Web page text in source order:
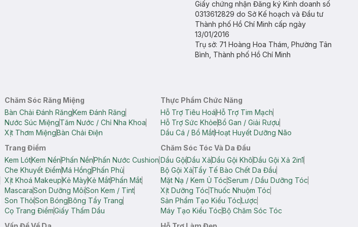
Giấy chứng nhận Đăng ký Kinh doanh số
0313612829 do Sở Kế hoạch và Đầu tư
Thành phố Hồ Chí Minh cấp ngày
13/01/2016
Trụ sở: 71 Hoàng Hoa Thám, Phường Tân
Bình, Thành phố Hồ Chí Minh
Chăm Sóc Răng Miệng
Bàn Chải Đánh RăngKem Đánh Răng
Nước Súc MiệngTăm Nước / Chỉ Nha Khoa
Xịt Thơm MiệngBàn Chải Điện
Thực Phẩm Chức Năng
Hỗ Trợ Tiêu HoáHỗ Trợ Tim Mạch
Hỗ Trợ Sức KhỏeBổ Gan / Giải Rượu
Dầu Cá / Bổ MắtHoạt Huyết Dưỡng Não
Trang Điểm
Kem LótKem NềnPhấn NềnPhấn Nước Cushion
Che Khuyết ĐiểmMá HồngPhấn Phủ
Xịt Khoá MakeupKẻ MàyKẻ MắtPhấn Mắt
MascaraSon Dưỡng MôiSon Kem / Tint
Son ThỏiSon BóngBông Tẩy Trang
Cọ Trang ĐiểmGiấy Thấm Dầu
Chăm Sóc Tóc Và Da Đầu
Dầu GộiDầu XảDầu Gội KhôDầu Gội Xả 2in1
Bộ Gội XảTẩy Tế Bào Chết Da Đầu
Mặt Nạ / Kem Ủ TócSerum / Dầu Dưỡng Tóc
Xịt Dưỡng TócThuốc Nhuộm Tóc
Sản Phẩm Tạo Kiểu TócLược
Máy Tạo Kiểu TócBộ Chăm Sóc Tóc